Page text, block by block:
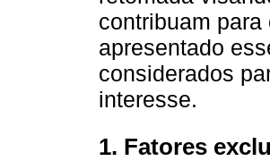
contribuam
apresentado
considerados
interesse.
1. Fatores